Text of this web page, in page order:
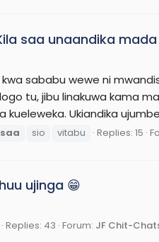
saa unaandika
sababu wewe ni
tu, jibu linakuwa kama
Ukiandika
saa sio vitabu Replies: 15
ujinga 😁
Replies: 43 Forum: JF Chit-